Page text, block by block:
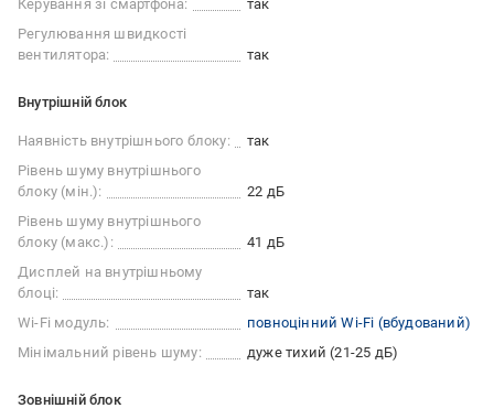
Керування зі смартфона:
так
Регулювання швидкості
вентилятора:
так
Внутрішній блок
Наявність внутрішнього блоку:
так
Рівень шуму внутрішнього
блоку (мін.):
22 дБ
Рівень шуму внутрішнього
блоку (макс.):
41 дБ
Дисплей на внутрішньому
блоці:
так
Wi-Fi модуль:
повноцінний Wi-Fi (вбудований)
Мінімальний рівень шуму:
дуже тихий (21-25 дБ)
Зовнішній блок